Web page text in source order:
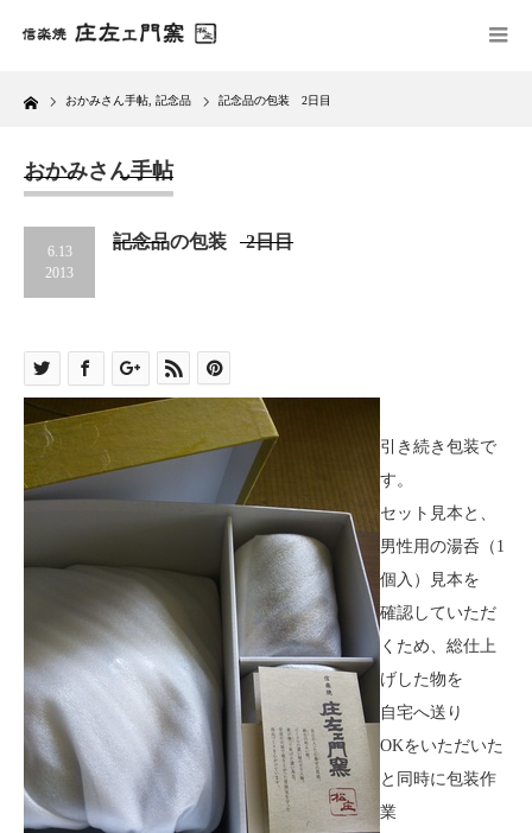
Home おかみさん手帖 記念品 記念品の包装 2日目
おかみさん手帖
6.13
2013
記念品の包装 2日目
引き続き包装で
す。
セット見本と、
男性用の湯呑（1
個入）見本を
確認していただ
くため、総仕上
げした物を
自宅へ送り
OKをいただいた
と同時に包装作
業